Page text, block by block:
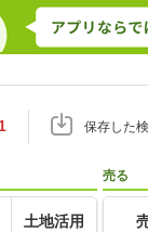
1 保存した
土地活用
売る